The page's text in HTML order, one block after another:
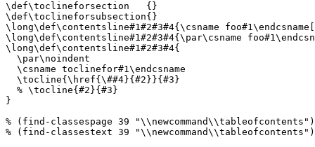
\def\toclineforsection   {}
\def\toclineforsubsection{}
\long\def\contentsline#1#2#3#4{\csname
\long\def\contentsline#1#2#3#4{\par\csname
\long\def\contentsline#1#2#3#4{
  \par\noindent
  \csname toclinefor#1\endcsname
  \tocline{\href{\##4}{#2}}{#3}
  % \tocline{#2}{#3}
}
% (find-classespage 39 "\\newcommand\\tableofcontents")
% (find-classestext 39 "\\newcommand\\tableofcontents")